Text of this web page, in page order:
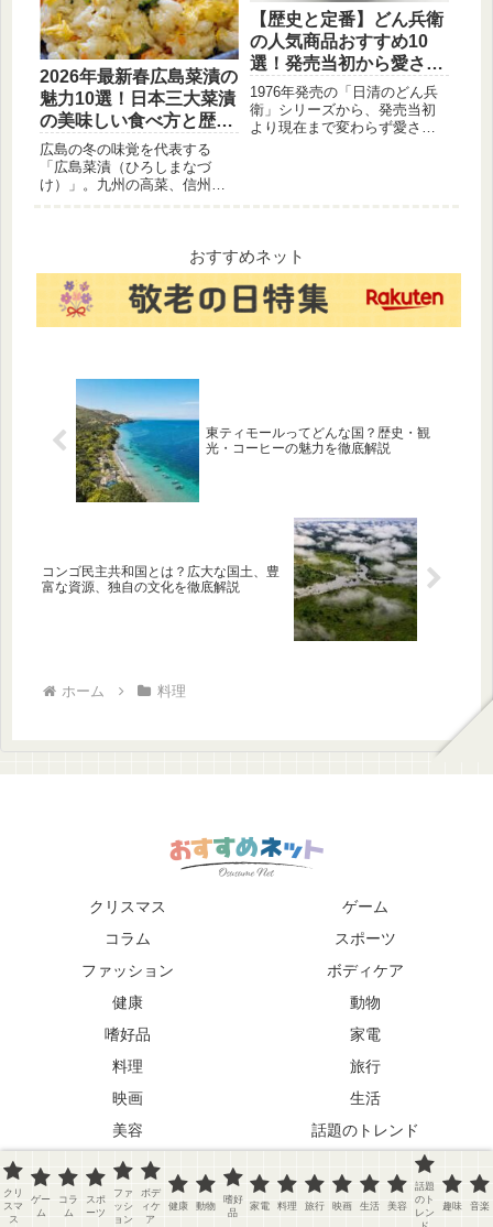
2026年最新春広島菜漬の
魅力10選！日本三大菜漬
の美味しい食べ方と歴
史。
広島の冬の味覚を代表する
「広島菜漬（ひろしまなづ
け）」。九州の高菜、信州の
やかな緑と独特の風味が食卓
を彩り続けています。その魅
力を10個のポイントに凝縮し
てご...
【歴史と定番】どん兵衛
の人気商品おすすめ10
選！発売当初から愛され
るロングセラーの秘密
1976年発売の「日清のどん兵
衛」シリーズから、発売当初
より現在まで変わらず愛され
します。
おすすめネット
東ティモールってどんな国？歴史・観
光・コーヒーの魅力を徹底解説
コンゴ民主共和国とは？広大な国土、豊
富な資源、独自の文化を徹底解説
ホーム 料理
クリスマス
ゲーム
コラム
スポーツ
ファッション
ボディケア
健康
動物
嗜好品
家電
料理
旅行
映画
生活
美容
話題のトレンド
趣味
Copyright © 2026 おすすめネット
クリ
スマ
ス
ゲー
ム
コラ
ム
スポ
ーツ
ファ
ッシ
ョン
ボデ
ィケ
ア
健康 動物
嗜好
品
家電 料理 旅行 映画 生活 美容
話題
のト
レン
趣味 音楽